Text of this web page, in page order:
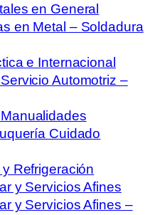
en General
en Metal – Soldadura
e Internacional
Automotriz –
Cuidado
Refrigeración
y Servicios Afines
y Servicios Afines –